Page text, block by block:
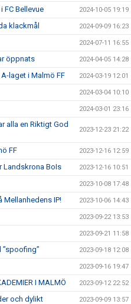
Bellevue 2024-10-05 19:19
klackmål 2024-09-09 16:23
2024-07-11 16:55
öppnats 2024-04-05 14:28
laget i Malmö FF 2024-03-19 12:01
2024-03-04 10:10
2024-03-01 23:16
alla en Riktigt God
2023-12-23 21:22
FF 2023-12-16 12:59
Landskrona BoIs 2023-12-16 10:51
2023-10-08 17:48
Mellanhedens IP! 2023-10-06 14:43
2023-09-22 13:53
2023-09-21 11:58
2023-09-18 12:08
2023-09-16 19:47
I MALMÖ 2023-09-12 22:52
och dylikt 2023-09-09 13:57